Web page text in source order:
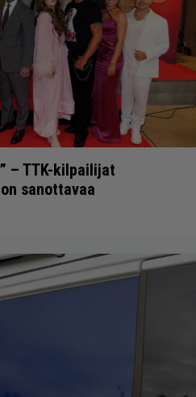
– TTK-kilpailijat
sanottavaa